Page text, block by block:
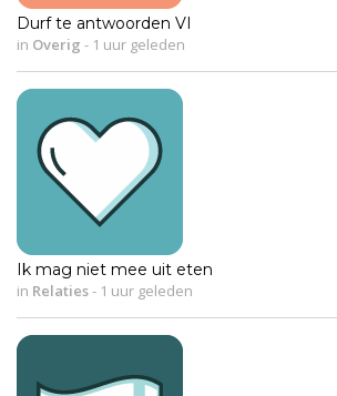
Durf te antwoorden VI
in Overig - 1 uur geleden
Ik mag niet mee uit eten
in Relaties- 1 uur geleden